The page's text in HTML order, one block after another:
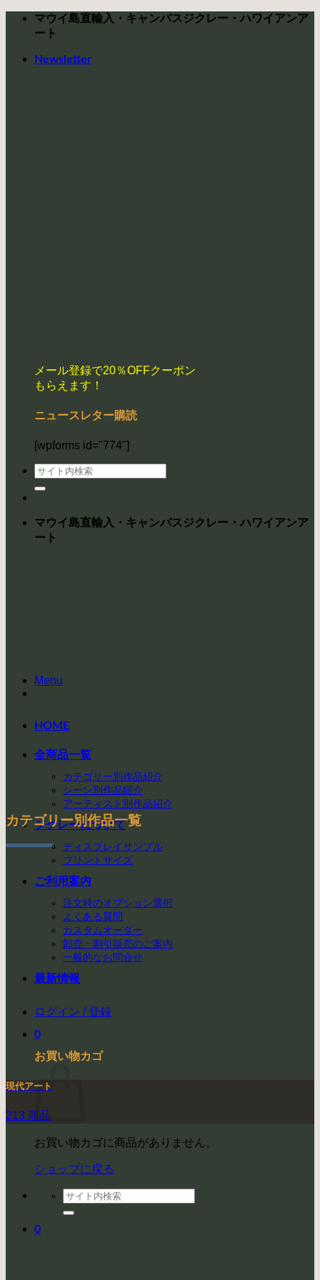
Skip
マウイ島直輸入・キャンバスジクレー・ハワイアンア
ート
Newsletter
メール登録で20％OFFクーポン
もらえます！
ニュースレター購読
[wpforms id="774"]
検
索
マウイ島直輸入・キャンバスジクレー・ハワイアンア
ート
Menu
HOME
全商品一覧
カテゴリー別作品紹介
シーン別作品紹介
アーティスト別作品紹介
ジクレーについて
ディスプレイサンプル
プリントサイズ
ご利用案内
注文時のオプション選択
よくある質問
カスタムオーダー
卸売・割引販売のご案内
一般的なお問合せ
最新情報
ログイン / 登録
0
お買い物カゴ
お買い物カゴに商品がありません。
ショップに戻る
検
索
0
カテゴリー別作品一覧
現代アート
213 商品